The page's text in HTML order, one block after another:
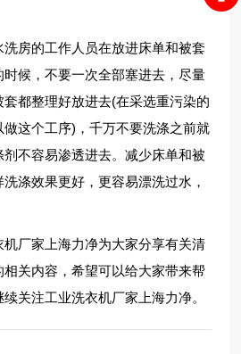
房的工作人员在放进床单和被套
候，不要一次全部塞进去，尽量
都整理好放进去(在采选重污染的
做这个工序)，千万不要洗涤之前就
不容易渗透进去。减少床单和被
涤效果更好，更容易漂洗过水，
厂家上海力净为大家分享有关清
关内容，希望可以给大家带来帮
关注工业洗衣机厂家上海力净。